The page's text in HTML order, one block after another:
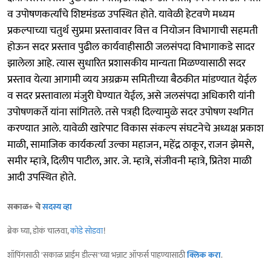
व उपोषणकर्त्यांचे शिष्टमंडळ उपस्थित होते. यावेळी हेटवणे मध्यम
प्रकल्पाच्या चतुर्थ सुप्रमा प्रस्तावावर वित्त व नियोजन विभागाची सहमती
होऊन सदर प्रस्ताव पुढील कार्यवाहीसाठी जलसंपदा विभागाकडे सादर
झालेला आहे. त्यास सुधारित प्रशासकीय मान्यता मिळण्यासाठी सदर
प्रस्ताव येत्या आगामी व्यय अग्रक्रम समितीच्या बैठकीत मांडण्यात येईल
व सदर प्रस्तावाला मंजुरी घेण्यात येईल, असे जलसंपदा अधिकारी यांनी
उपोषणकर्ते यांना सांगितले. तसे पत्रही दिल्यामुळे सदर उपोषण स्थगित
करण्यात आले. यावेळी खारेपाट विकास संकल्प संघटनेचे अध्यक्ष प्रकाश
माळी, सामाजिक कार्यकर्त्या उल्का महाजन, महेंद्र ठाकूर, राजन झेमसे,
समीर म्हात्रे, दिलीप पाटील, आर. जे. म्हात्रे, संजीवनी म्हात्रे, प्रितेश माळी
आदी उपस्थित होते.
सकाळ+ चेसदस्य व्हा
ब्रेक घ्या, डोकं चालवा,कोडे सोडवा!
शॉपिंगसाठी 'सकाळ प्राईम डील्स'च्या भन्नाट ऑफर्स पाहण्यासाठीक्लिक करा.